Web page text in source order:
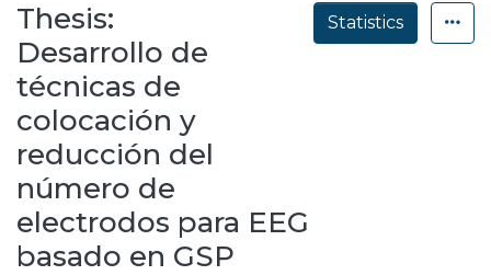
Depósito
Thesis:
Desarrollo de
técnicas de
colocación y
reducción del
número de
electrodos para EEG
basado en GSP
Statistics